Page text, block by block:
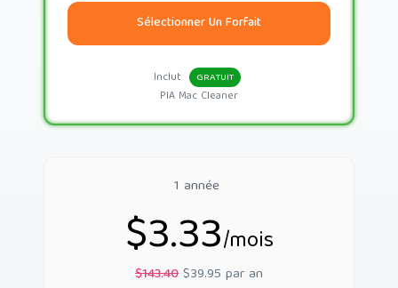
Sélectionner Un Forfait
Inclut GRATUIT
PIA Mac Cleaner
1 année
$3.33/mois
$143.40$39.95 par an